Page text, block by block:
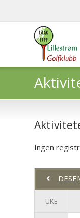
Ingen
UKE